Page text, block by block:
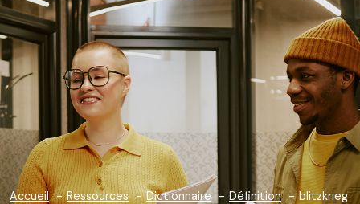
Accueil Ressources Dictionnaire Définition blitzkrieg